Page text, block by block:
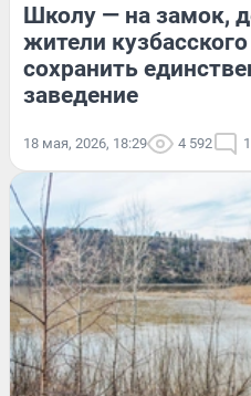
Школу — на замок,
жители
сохранить
заведение
18 мая, 2026, 18:29 4 592